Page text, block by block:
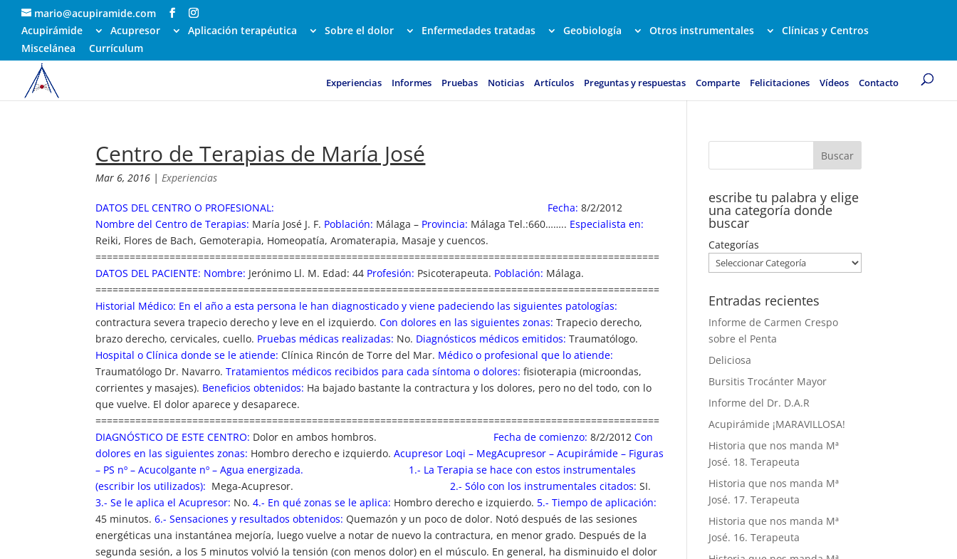
mario@acupiramide.com
Acupirámide
Acupresor Aplicación terapéutica Sobre el dolor Enfermedades tratadas Geobiología Otros instrumentales
Clínicas y Centros
Miscelánea
Currículum
Experiencias Informes Pruebas Noticias Artículos Preguntas y respuestas Comparte Felicitaciones Vídeos Contacto
Centro de Terapias de María José
Mar 6, 2016 |Experiencias
DATOS DEL CENTRO O PROFESIONAL: Fecha: 8/2/2012
Nombre del Centro de Terapias: María José J. F. Población: Málaga – Provincia: Málaga Tel.:660…….. Especialista en:
Reiki, Flores de Bach, Gemoterapia, Homeopatía, Aromaterapia, Masaje y cuencos.
===================================================================================================
DATOS DEL PACIENTE: Nombre: Jerónimo Ll. M. Edad: 44 Profesión: Psicoterapeuta. Población: Málaga.
===================================================================================================
Historial Médico: En el año a esta persona le han diagnosticado y viene padeciendo las siguientes patologías:
contractura severa trapecio derecho y leve en el izquierdo.Con dolores en las siguientes zonas: Trapecio derecho,
brazo derecho, cervicales, cuello. Pruebas médicas realizadas: No. Diagnósticos médicos emitidos: Traumatólogo.
Hospital o Clínica donde se le atiende: Clínica Rincón de Torre del Mar. Médico o profesional que lo atiende:
Traumatólogo Dr. Navarro.Tratamientos médicos recibidos para cada síntoma o dolores: fisioterapia (microondas,
corrientes y masajes). Beneficios obtenidos: Ha bajado bastante la contractura y los dolores, pero no del todo, con lo
que vuelve. El dolor aparece y desaparece.
===================================================================================================
DIAGNÓSTICO DE ESTE CENTRO: Dolor en ambos hombros. Fecha de comienzo: 8/2/2012Con
dolores en las siguientes zonas: Hombro derecho e izquierdo.Acupresor Loqi – MegAcupresor – Acupirámide – Figuras
– PS nº – Acucolgante nº – Agua energizada.
1.- La Terapia se hace con estos instrumentales
(escribir los utilizados): Mega-Acupresor.2.- Sólo con los instrumentales citados: SI.
3.- Se le aplica el Acupresor: No.4.- En qué zonas se le aplica: Hombro derecho e izquierdo. 5.- Tiempo de aplicación:
45 minutos.6.- Sensaciones y resultados obtenidos: Quemazón y un poco de dolor. Notó después de las sesiones
energéticas una instantánea mejoría, luego vuelve a notar de nuevo la contractura, en menor grado. Después de la
segunda sesión, a los 5 minutos volvió la tensión (con menos dolor) en el músculo. En general, ha disminuido el dolor
escribe tu palabra y elige
una categoría donde
buscar
Categorías
Entradas recientes
Informe de Carmen Crespo
sobre el Penta
Deliciosa
Bursitis Trocánter Mayor
Informe del Dr. D.A.R
Acupirámide ¡MARAVILLOSA!
Historia que nos manda Mª
José. 18. Terapeuta
Historia que nos manda Mª
José. 17. Terapeuta
Historia que nos manda Mª
José. 16. Terapeuta